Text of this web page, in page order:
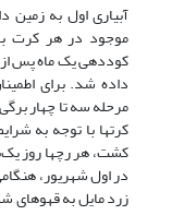
آبیاری اول به
موجود در هر کرت
کوددهی یک ماه پس
داده شد. برای
مرحله سه تا چهار
کرت­ها با توجه به
کشت، هر رچها روز
در اول شهریور،
زرد مایل به قهوه­ای